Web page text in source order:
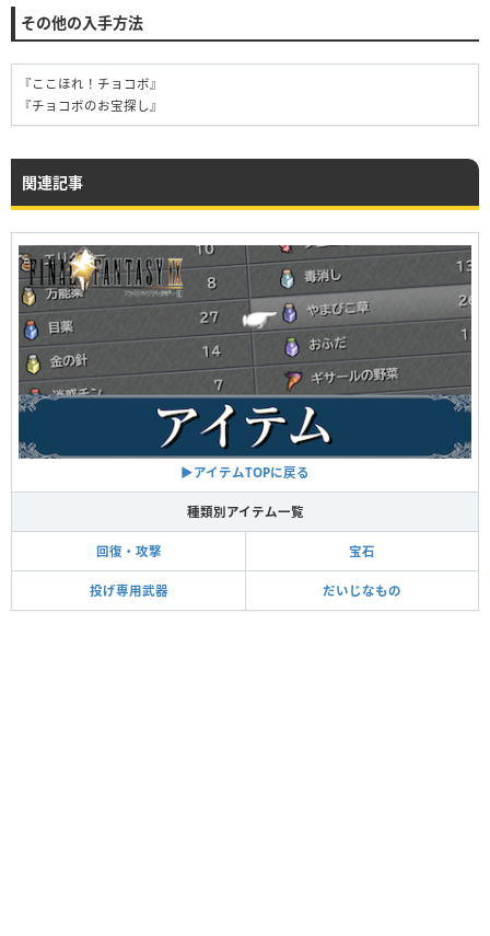
その他の入手方法
『ここほれ！チョコボ』
『チョコボのお宝探し』
関連記事
▶︎アイテムTOPに戻る
種類別アイテム一覧
回復・攻撃 宝石
投げ専用武器 だいじなもの